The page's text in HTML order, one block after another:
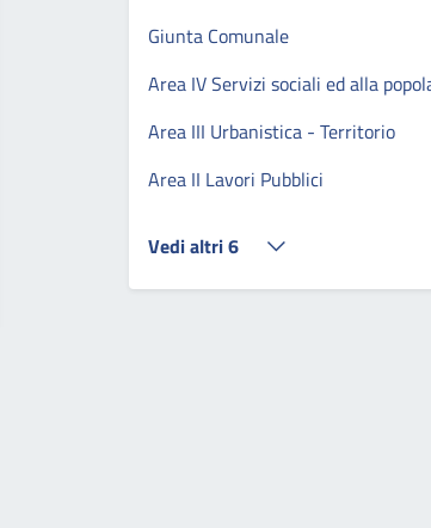
Giunta Comunale
Area IV Servizi sociali ed alla
Area III Urbanistica - Territorio
Area II Lavori Pubblici
Vedi altri 6